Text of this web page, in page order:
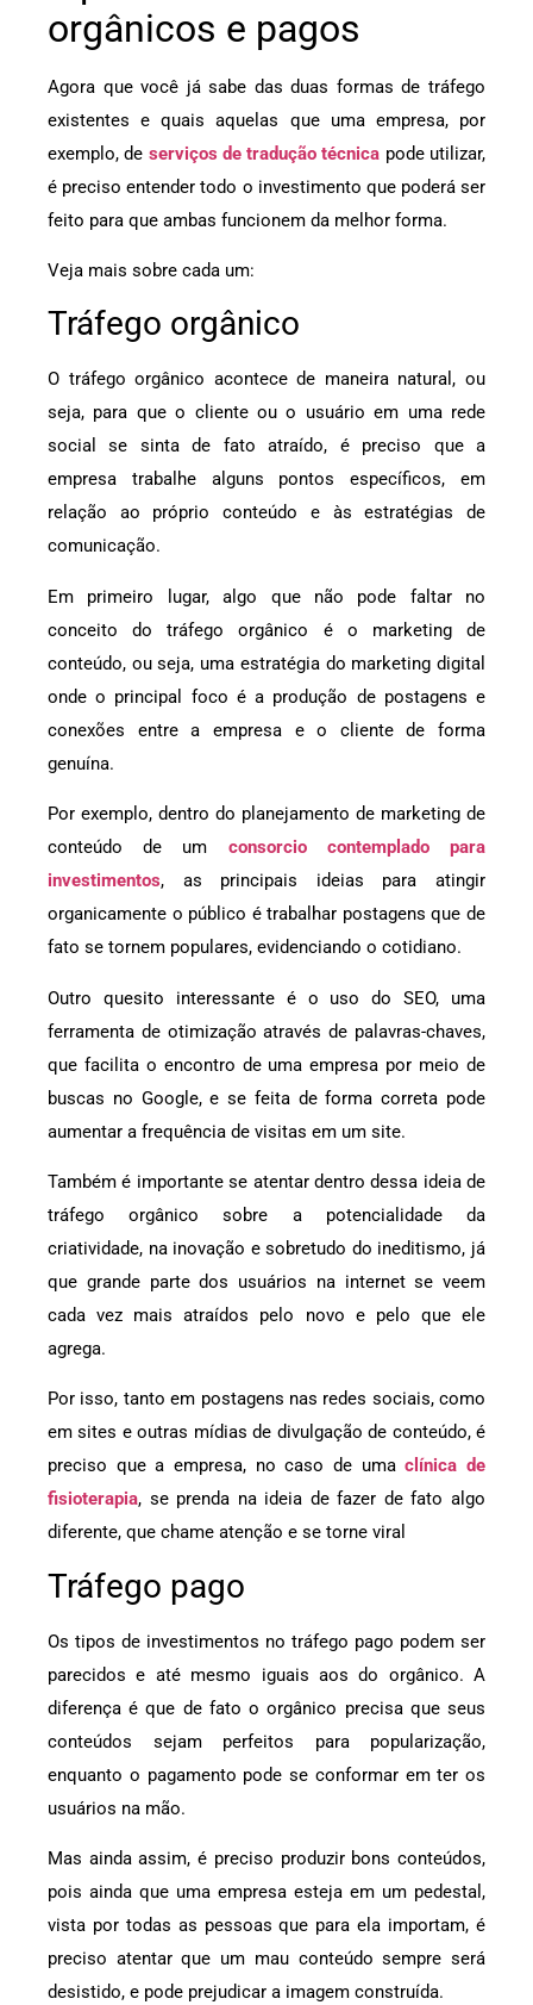
orgânicos e pagos
Agora que você já sabe das duas formas de tráfego
existentes e quais aquelas que uma empresa, por
exemplo, de serviços de tradução técnica pode utilizar,
é preciso entender todo o investimento que poderá ser
feito para que ambas funcionem da melhor forma.
Veja mais sobre cada um:
Tráfego orgânico
O tráfego orgânico acontece de maneira natural, ou
seja, para que o cliente ou o usuário em uma rede
social se sinta de fato atraído, é preciso que a
empresa trabalhe alguns pontos específicos, em
relação ao próprio conteúdo e às estratégias de
comunicação.
Em primeiro lugar, algo que não pode faltar no
conceito do tráfego orgânico é o marketing de
conteúdo, ou seja, uma estratégia do marketing digital
onde o principal foco é a produção de postagens e
conexões entre a empresa e o cliente de forma
genuína.
Por exemplo, dentro do planejamento de marketing de
conteúdo de um consorcio contemplado para
investimentos, as principais ideias para atingir
organicamente o público é trabalhar postagens que de
fato se tornem populares, evidenciando o cotidiano.
Outro quesito interessante é o uso do SEO, uma
ferramenta de otimização através de palavras-chaves,
que facilita o encontro de uma empresa por meio de
buscas no Google, e se feita de forma correta pode
aumentar a frequência de visitas em um site.
Também é importante se atentar dentro dessa ideia de
tráfego orgânico sobre a potencialidade da
criatividade, na inovação e sobretudo do ineditismo, já
que grande parte dos usuários na internet se veem
cada vez mais atraídos pelo novo e pelo que ele
agrega.
Por isso, tanto em postagens nas redes sociais, como
em sites e outras mídias de divulgação de conteúdo, é
preciso que a empresa, no caso de umaclínica de
fisioterapia, se prenda na ideia de fazer de fato algo
diferente, que chame atenção e se torne viral
Tráfego pago
Os tipos de investimentos no tráfego pago podem ser
parecidos e até mesmo iguais aos do orgânico. A
diferença é que de fato o orgânico precisa que seus
conteúdos sejam perfeitos para popularização,
enquanto o pagamento pode se conformar em ter os
usuários na mão.
Mas ainda assim, é preciso produzir bons conteúdos,
pois ainda que uma empresa esteja em um pedestal,
vista por todas as pessoas que para ela importam, é
preciso atentar que um mau conteúdo sempre será
desistido, e pode prejudicar a imagem construída.